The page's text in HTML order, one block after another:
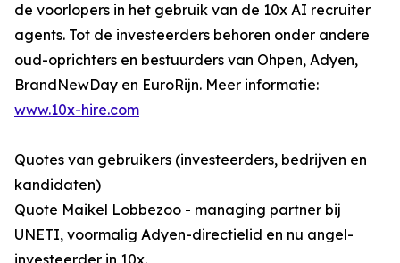
de voorlopers in het gebruik van de 10x AI recruiter
agents. Tot de investeerders behoren onder andere
oud-oprichters en bestuurders van Ohpen, Adyen,
BrandNewDay en EuroRijn. Meer informatie:
www.10x-hire.com
Quotes van gebruikers (investeerders, bedrijven en
kandidaten)
Quote Maikel Lobbezoo - managing partner bij
UNETI, voormalig Adyen-directielid en nu angel-